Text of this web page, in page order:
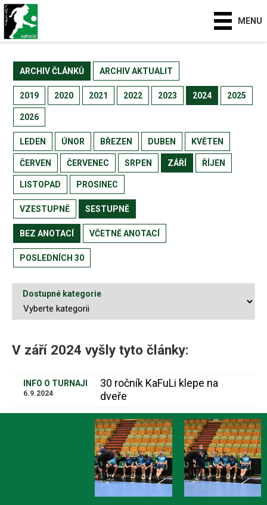
MENU
ARCHIV ČLÁNKŮ ARCHIV AKTUALIT
2019 2020 2021 2022 2023 2024 2025
2026
LEDEN ÚNOR BŘEZEN DUBEN KVĚTEN
ČERVEN ČERVENEC SRPEN ZÁŘÍ ŘÍJEN
LISTOPAD PROSINEC
VZESTUPNĚ SESTUPNĚ
BEZ ANOTACÍ VČETNĚ ANOTACÍ
POSLEDNÍCH 30
Dostupné kategorie
V září 2024 vyšly tyto články:
INFO O TURNAJI
6.9.2024
30 ročník KaFuLi klepe na
dveře